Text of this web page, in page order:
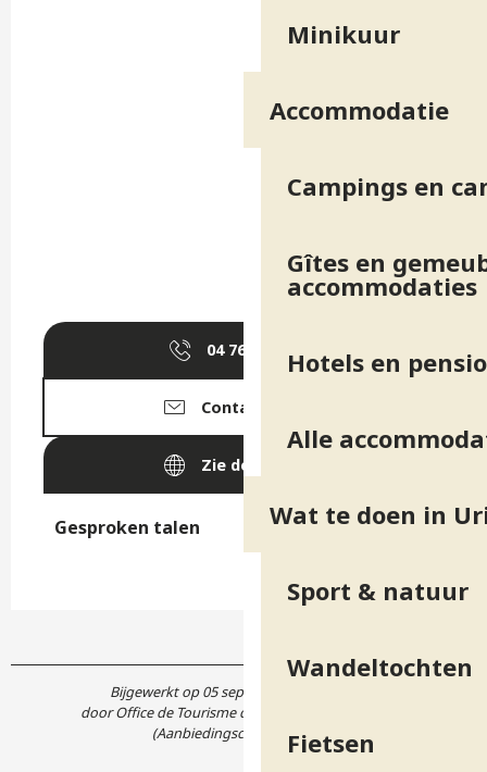
Minikuur
Accommodatie
Campings en
Gîtes en
accommodaties
Hotels en
Alle
Wat te doen in
Sport & natuur
Wandeltochten
Fietsen
04 76 89 10
Contacteer ons
Zie de websites
Gesproken talen
Gesproken talen
Bijgewerkt op 05 september 2025 in 10:41
door Office de Tourisme de Belledonne Chartreuse
(Aanbiedingscode :
5713796